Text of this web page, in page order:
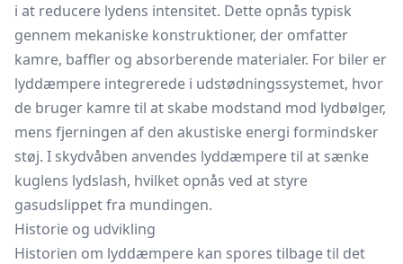
i at reducere lydens intensitet. Dette opnås typisk
gennem mekaniske konstruktioner, der omfatter
kamre, baffler og absorberende materialer. For biler er
lyddæmpere integrerede i udstødningssystemet, hvor
de bruger kamre til at skabe modstand mod lydbølger,
mens fjerningen af den akustiske energi formindsker
støj. I skydvåben anvendes lyddæmpere til at sænke
kuglens lydslash, hvilket opnås ved at styre
gasudslippet fra mundingen.
Historie og udvikling
Historien om lyddæmpere kan spores tilbage til det